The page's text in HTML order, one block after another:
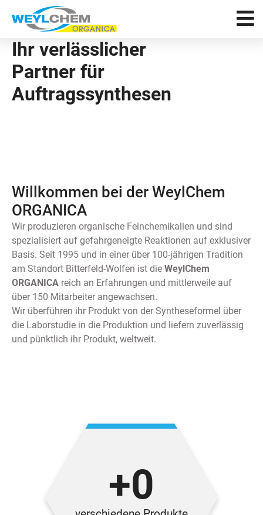
Ihr verlässlicher
Partner für
Auftragssynthesen
Willkommen bei der WeylChem
ORGANICA
Wir produzieren organische Feinchemikalien und sind
spezialisiert auf gefahrgeneigte Reaktionen auf exklusiver
Basis. Seit 1995 und in einer über 100-jährigen Tradition
am Standort Bitterfeld-Wolfen ist die WeylChem
ORGANICA reich an Erfahrungen und mittlerweile auf
über 150 Mitarbeiter angewachsen.
Wir überführen ihr Produkt von der Syntheseformel über
die Laborstudie in die Produktion und liefern zuverlässig
und pünktlich ihr Produkt, weltweit.
+0